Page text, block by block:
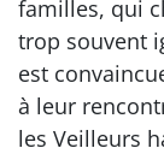
familles, qui
trop souvent
est
à leur
les Veilleurs